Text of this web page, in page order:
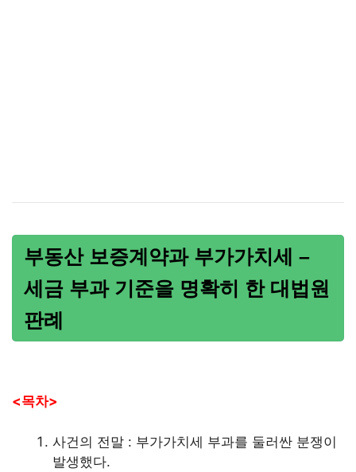
부동산 보증계약과 부가가치세 –
세금 부과 기준을 명확히 한 대법원
판례
<목차>
사건의 전말 : 부가가치세 부과를 둘러싼 분쟁이
발생했다.